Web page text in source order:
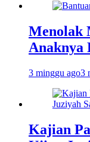
Menolak
Anaknya
3 minggu ago3
Kajian